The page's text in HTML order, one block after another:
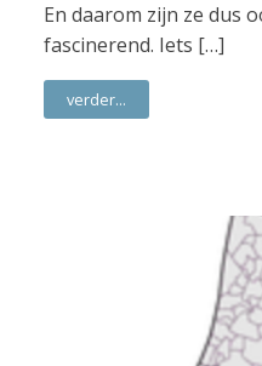
En daarom zijn ze dus
fascinerend. Iets […]
verder...